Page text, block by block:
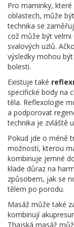
Pro maminky,
oblastech, může
technika se
což může být velmi
svalových uzlů.
výsledky mohou
bolesti.
Existuje také
specifické body na
těla. Reflexologie
a podporovat
technika je zvláště
Pokud jde o méně
možností, kterou
kombinuje jemné
klade důraz na
způsobem, jak se
tělem po porodu.
Masáž může také
kombinují
Thajská masáž